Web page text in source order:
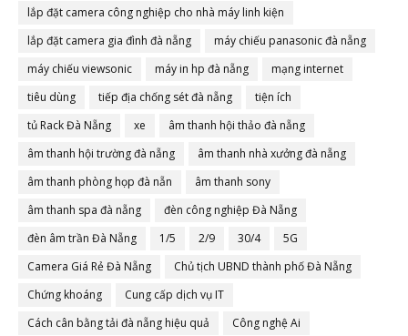
lắp đặt camera công nghiệp cho nhà máy linh kiện
lắp đặt camera gia đình đà nẵng
máy chiếu panasonic đà nẵng
máy chiếu viewsonic
máy in hp đà nẵng
mạng internet
tiêu dùng
tiếp địa chống sét đà nẵng
tiện ích
tủ Rack Đà Nẵng
xe
âm thanh hội thảo đà nẵng
âm thanh hội trường đà nẵng
âm thanh nhà xưởng đà nẵng
âm thanh phòng họp đà nẵn
âm thanh sony
âm thanh spa đà nẵng
đèn công nghiệp Đà Nẵng
đèn âm trần Đà Nẵng
1/5 2/9 30/4
5G
Camera Giá Rẻ Đà Nẵng
Chủ tịch UBND thành phố Đà Nẵng
Chứng khoáng
Cung cấp dịch vụ IT
Cách cân bằng tải đà nẵng hiệu quả
Công nghệ Ai